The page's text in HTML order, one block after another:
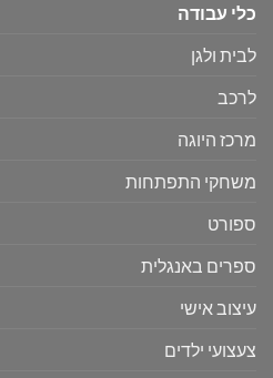
כלי עבודה
לבית ולגן
לרכב
מרכז היוגה
משחקי התפתחות
ספורט
ספרים באנגלית
עיצוב אישי
צעצועי ילדים